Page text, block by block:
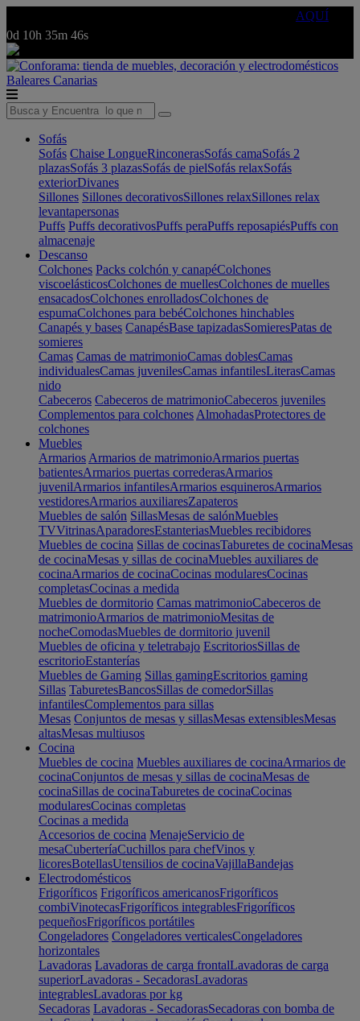
AQUÍ
0d 10h 35m 46s
Baleares Canarias
Sofás
Sofás Chaise LongueRinconerasSofás camaSofás 2
plazasSofás 3 plazasSofás de pielSofás relaxSofás
exteriorDivanes
Sillones Sillones decorativosSillones relaxSillones relax
levantapersonas
Puffs Puffs decorativosPuffs peraPuffs reposapiésPuffs con
almacenaje
Descanso
Colchones Packs colchón y canapéColchones
viscoelásticosColchones de muellesColchones de muelles
ensacadosColchones enrolladosColchones de
espumaColchones para bebéColchones hinchables
Canapés y bases CanapésBase tapizadasSomieresPatas de
somieres
Camas Camas de matrimonioCamas doblesCamas
individualesCamas juvenilesCamas infantilesLiterasCamas
nido
Cabeceros Cabeceros de matrimonioCabeceros juveniles
Complementos para colchones AlmohadasProtectores de
colchones
Muebles
Armarios Armarios de matrimonioArmarios puertas
batientesArmarios puertas correderasArmarios
juvenilArmarios infantilesArmarios esquinerosArmarios
vestidoresArmarios auxiliaresZapateros
Muebles de salón SillasMesas de salónMuebles
TVVitrinasAparadoresEstanteriasMuebles recibidores
Muebles de cocina Sillas de cocinasTaburetes de cocinaMesas
de cocinaMesas y sillas de cocinaMuebles auxiliares de
cocinaArmarios de cocinaCocinas modularesCocinas
completasCocinas a medida
Muebles de dormitorio Camas matrimonioCabeceros de
matrimonioArmarios de matrimonioMesitas de
nocheComodasMuebles de dormitorio juvenil
Muebles de oficina y teletrabajo EscritoriosSillas de
escritorioEstanterías
Muebles de Gaming Sillas gamingEscritorios gaming
Sillas TaburetesBancosSillas de comedorSillas
infantilesComplementos para sillas
Mesas Conjuntos de mesas y sillasMesas extensiblesMesas
altasMesas multiusos
Cocina
Muebles de cocina Muebles auxiliares de cocinaArmarios de
cocinaConjuntos de mesas y sillas de cocinaMesas de
cocinaSillas de cocinaTaburetes de cocinaCocinas
modularesCocinas completas
Cocinas a medida
Accesorios de cocina MenajeServicio de
mesaCuberteríaCuchillos para chefVinos y
licoresBotellasUtensilios de cocinaVajillaBandejas
Electrodomésticos
Frigoríficos Frigoríficos americanosFrigoríficos
combiVinotecasFrigoríficos integrablesFrigoríficos
pequeñosFrigoríficos portátiles
Congeladores Congeladores verticalesCongeladores
horizontales
Lavadoras Lavadoras de carga frontalLavadoras de carga
superiorLavadoras - SecadorasLavadoras
integrablesLavadoras por kg
Secadoras Lavadoras - SecadorasSecadoras con bomba de